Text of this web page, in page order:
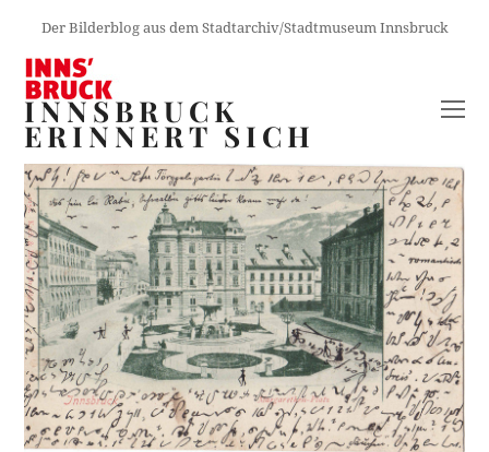
Der Bilderblog aus dem Stadtarchiv/Stadtmuseum Innsbruck
INNSBRUCK
ERINNERT SICH